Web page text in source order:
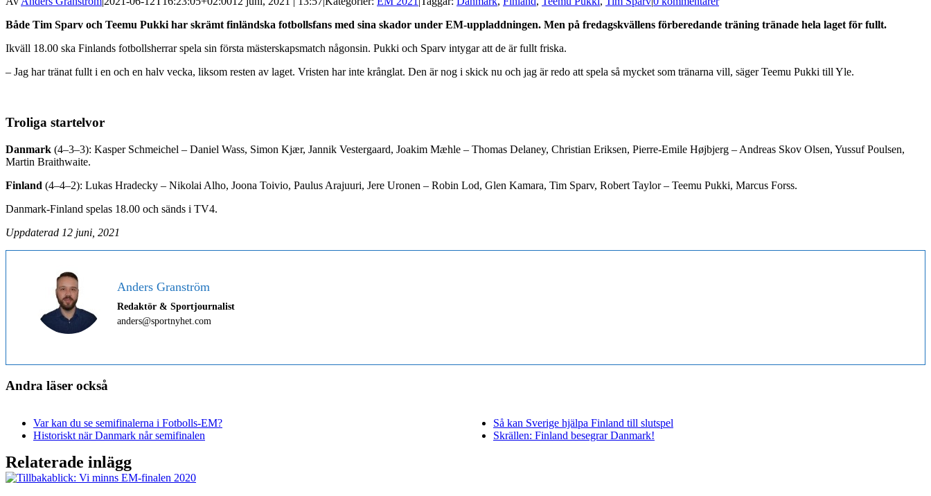
Både Tim Sparv och Teemu Pukki har skrämt finländska fotbollsfans med sina skador under EM-uppladdningen. Men på fredagskvällens förberedande träning tränade hela laget för fullt.
Ikväll 18.00 ska Finlands fotbollsherrar spela sin första mästerskapsmatch någonsin. Pukki och Sparv intygar att de är fullt friska.
– Jag har tränat fullt i en och en halv vecka, liksom resten av laget. Vristen har inte krånglat. Den är nog i skick nu och jag är redo att spela så mycket som tränarna vill, säger Teemu Pukki till Yle.
Troliga startelvor
Danmark (4–3–3): Kasper Schmeichel – Daniel Wass, Simon Kjær, Jannik Vestergaard, Joakim Mæhle – Thomas Delaney, Christian Eriksen, Pierre-Emile Højbjerg – Andreas Skov Olsen, Yussuf Poulsen,
Martin Braithwaite.
Finland (4–4–2): Lukas Hradecky – Nikolai Alho, Joona Toivio, Paulus Arajuuri, Jere Uronen – Robin Lod, Glen Kamara, Tim Sparv, Robert Taylor – Teemu Pukki, Marcus Forss.
Danmark-Finland spelas 18.00 och sänds i TV4.
Uppdaterad 12 juni, 2021
Anders Granström
Redaktör & Sportjournalist
anders@sportnyhet.com
Andra läser också
Var kan du se semifinalerna i Fotbolls-EM?
Historiskt när Danmark når semifinalen
Så kan Sverige hjälpa Finland till slutspel
Skrällen: Finland besegrar Danmark!
Relaterade inlägg